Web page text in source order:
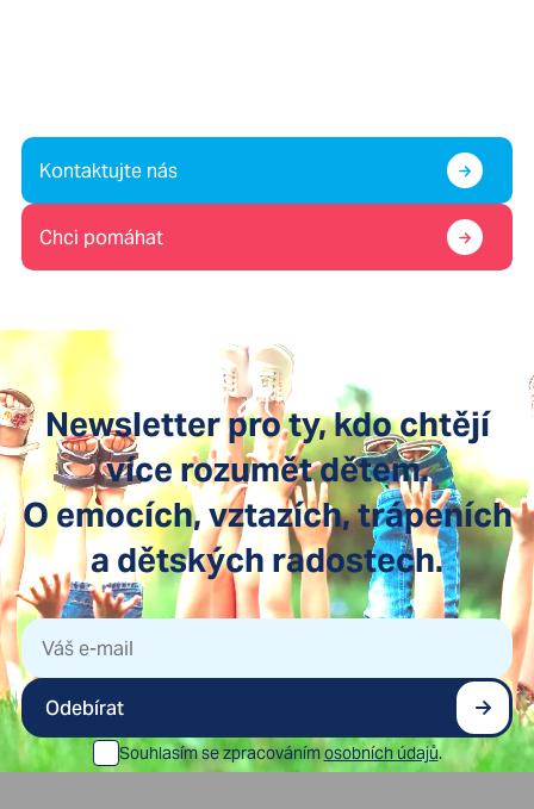
Kontaktujte nás
Chci pomáhat
Newsletter pro ty, kdo chtějí
více rozumět dětem.
O emocích, vztazích, trápeních
a dětských radostech.
Odebírat
Souhlasím se zpracovánímosobních údajů.